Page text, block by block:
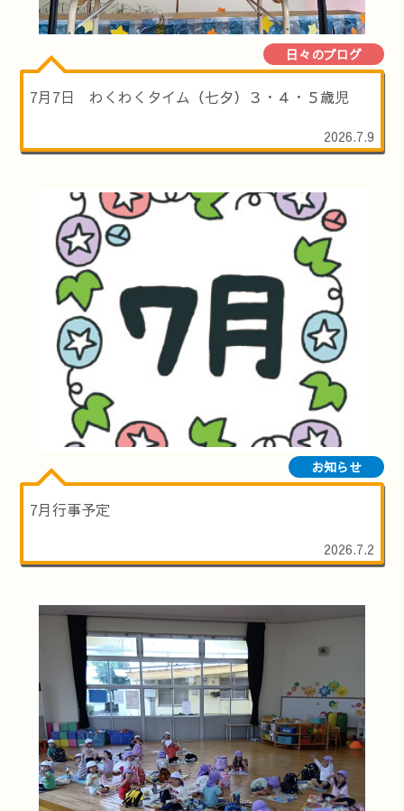
日々のブログ
7月7日 わくわくタイム（七夕）３・４・５歳児
2026.7.9
お知らせ
7月行事予定
2026.7.2